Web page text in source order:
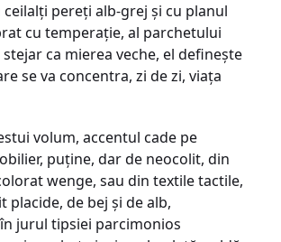
pereţi alb-grej şi cu planul
cu temperaţie, al parchetului
ca mierea veche, el defineşte
se va concentra, zi de zi, viaţa
volum, accentul cade pe
puţine, dar de neocolit, din
wenge, sau din textile tactile,
placide, de bej şi de alb,
jurul tipsiei parcimonios